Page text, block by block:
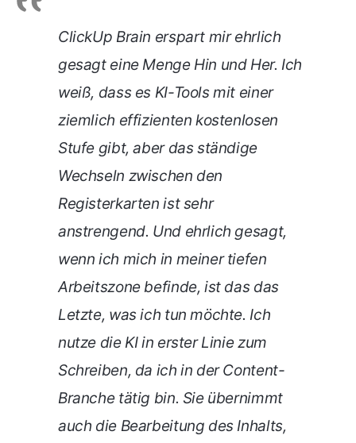
ClickUp Brain erspart mir ehrlich
gesagt eine Menge Hin und Her. Ich
weiß, dass es KI-Tools mit einer
ziemlich effizienten kostenlosen
Stufe gibt, aber das ständige
Wechseln zwischen den
Registerkarten ist sehr
anstrengend. Und ehrlich gesagt,
wenn ich mich in meiner tiefen
Arbeitszone befinde, ist das das
Letzte, was ich tun möchte. Ich
nutze die KI in erster Linie zum
Schreiben, da ich in der Content-
Branche tätig bin. Sie übernimmt
auch die Bearbeitung des Inhalts,